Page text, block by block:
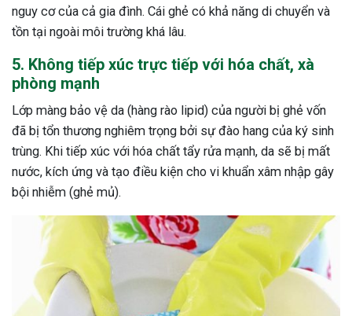
nguy cơ của cả gia đình. Cái ghẻ có khả năng di chuyển và
tồn tại ngoài môi trường khá lâu.
5. Không tiếp xúc trực tiếp với hóa chất, xà
phòng mạnh
Lớp màng bảo vệ da (hàng rào lipid) của người bị ghẻ vốn
đã bị tổn thương nghiêm trọng bởi sự đào hang của ký sinh
trùng. Khi tiếp xúc với hóa chất tẩy rửa mạnh, da sẽ bị mất
nước, kích ứng và tạo điều kiện cho vi khuẩn xâm nhập gây
bội nhiễm (ghẻ mủ).